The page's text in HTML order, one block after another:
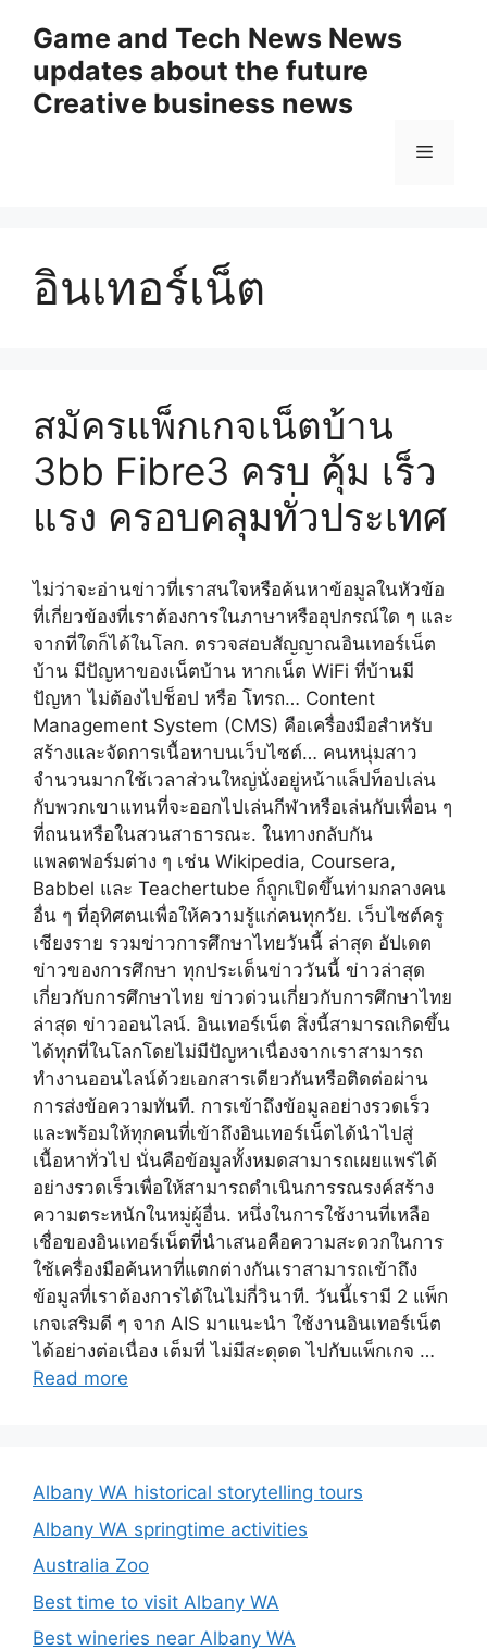
content
Game and Tech News News
updates about the future
Creative business news
Menu
อินเทอร์เน็ต
สมัครแพ็กเกจเน็ตบ้าน
3bb Fibre3 ครบ คุ้ม เร็ว
แรง ครอบคลุมทั่วประเทศ
ไม่ว่าจะอ่านข่าวที่เราสนใจหรือค้นหาข้อมูลในหัวข้อ
ที่เกี่ยวข้องที่เราต้องการในภาษาหรืออุปกรณ์ใด ๆ และ
จากที่ใดก็ได้ในโลก. ตรวจสอบสัญญาณอินเทอร์เน็ต
บ้าน มีปัญหาของเน็ตบ้าน หากเน็ต WiFi ที่บ้านมี
ปัญหา ไม่ต้องไปช็อป หรือ โทรถ… Content
Management System (CMS) คือเครื่องมือสำหรับ
สร้างและจัดการเนื้อหาบนเว็บไซต์… คนหนุ่มสาว
จำนวนมากใช้เวลาส่วนใหญ่นั่งอยู่หน้าแล็ปท็อปเล่น
กับพวกเขาแทนที่จะออกไปเล่นกีฬาหรือเล่นกับเพื่อน ๆ
ที่ถนนหรือในสวนสาธารณะ. ในทางกลับกัน
แพลตฟอร์มต่าง ๆ เช่น Wikipedia, Coursera,
Babbel และ Teachertube ก็ถูกเปิดขึ้นท่ามกลางคน
อื่น ๆ ที่อุทิศตนเพื่อให้ความรู้แก่คนทุกวัย. เว็บไซต์ครู
เชียงราย รวมข่าวการศึกษาไทยวันนี้ ล่าสุด อัปเดต
ข่าวของการศึกษา ทุกประเด็นข่าววันนี้ ข่าวล่าสุด
เกี่ยวกับการศึกษาไทย ข่าวด่วนเกี่ยวกับการศึกษาไทย
ล่าสุด ข่าวออนไลน์. อินเทอร์เน็ต สิ่งนี้สามารถเกิดขึ้น
ได้ทุกที่ในโลกโดยไม่มีปัญหาเนื่องจากเราสามารถ
ทำงานออนไลน์ด้วยเอกสารเดียวกันหรือติดต่อผ่าน
การส่งข้อความทันที. การเข้าถึงข้อมูลอย่างรวดเร็ว
และพร้อมให้ทุกคนที่เข้าถึงอินเทอร์เน็ตได้นำไปสู่
เนื้อหาทั่วไป นั่นคือข้อมูลทั้งหมดสามารถเผยแพร่ได้
อย่างรวดเร็วเพื่อให้สามารถดำเนินการรณรงค์สร้าง
ความตระหนักในหมู่ผู้อื่น. หนึ่งในการใช้งานที่เหลือ
เชื่อของอินเทอร์เน็ตที่นำเสนอคือความสะดวกในการ
ใช้เครื่องมือค้นหาที่แตกต่างกันเราสามารถเข้าถึง
ข้อมูลที่เราต้องการได้ในไม่กี่วินาที. วันนี้เรามี 2 แพ็ก
เกจเสริมดี ๆ จาก AIS มาแนะนำ ใช้งานอินเทอร์เน็ต
ได้อย่างต่อเนื่อง เต็มที่ ไม่มีสะดุดด ไปกับแพ็กเกจ …
Read more
Albany WA historical storytelling tours
Albany WA springtime activities
Australia Zoo
Best time to visit Albany WA
Best wineries near Albany WA